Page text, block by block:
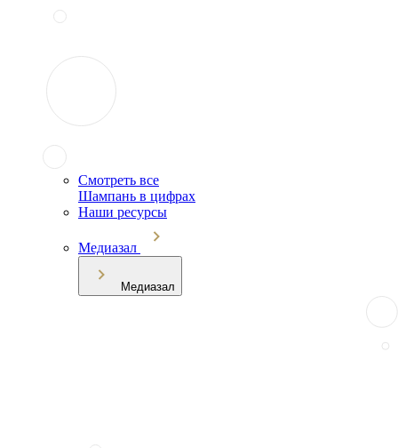
Смотреть все
Шампань в цифрах
Наши ресурсы
Медиазал
Медиазал